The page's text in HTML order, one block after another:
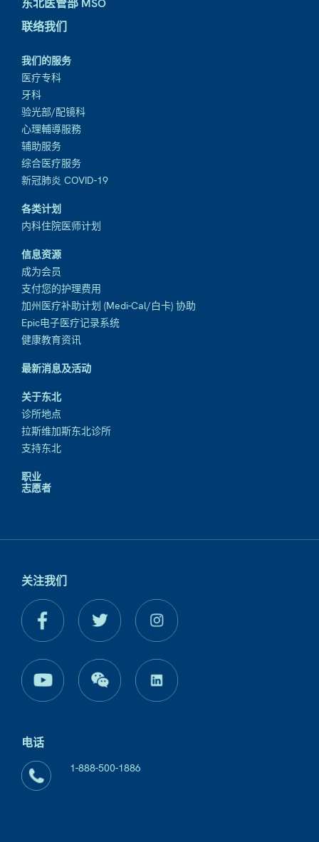
东北医管部 MSO
联络我们
我们的服务
医疗专科
牙科
验光部/配镜科
心理輔導服務
辅助服务
综合医疗服务
新冠肺炎 COVID-19
各类计划
内科住院医师计划
信息资源
成为会员
支付您的护理费用
加州医疗补助计划 (Medi-Cal/白卡) 协助
Epic电子医疗记录系统
健康教育资讯
最新消息及活动
关于东北
诊所地点
拉斯维加斯东北诊所
支持东北
职业
志愿者
关注我们
电话
1-888-500-1886